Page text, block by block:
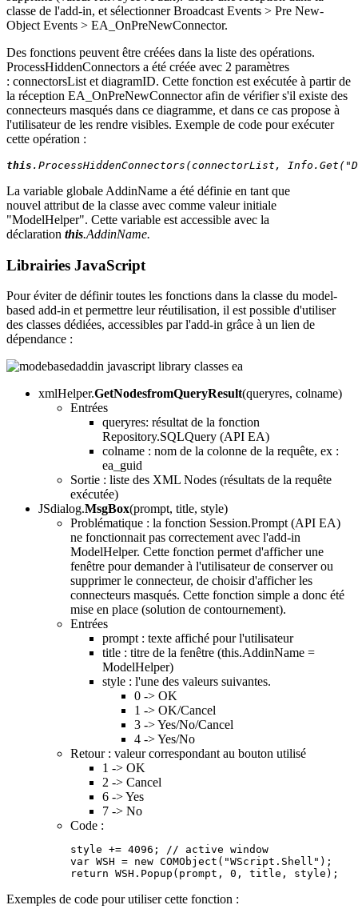
classe de l'add-in, et sélectionner Broadcast Events > Pre New-
Object Events > EA_OnPreNewConnector.
Des fonctions peuvent être créées dans la liste des opérations.
ProcessHiddenConnectors a été créée avec 2 paramètres
: connectorsList et diagramID. Cette fonction est exécutée à partir de
la réception EA_OnPreNewConnector afin de vérifier s'il existe des
connecteurs masqués dans ce diagramme, et dans ce cas propose à
l'utilisateur de les rendre visibles. Exemple de code pour exécuter
cette opération :
this .ProcessHiddenConnectors(connectorList,
La variable globale AddinName a été définie en tant que
nouvel attribut de la classe avec comme valeur initiale
"ModelHelper". Cette variable est accessible avec la
déclaration this.AddinName.
Librairies JavaScript
Pour éviter de définir toutes les fonctions dans la classe du model-
based add-in et permettre leur réutilisation, il est possible d'utiliser
des classes dédiées, accessibles par l'add-in grâce à un lien de
dépendance :
xmlHelper.GetNodesfromQueryResult(queryres, colname)
Entrées
queryres: résultat de la fonction
Repository.SQLQuery (API EA)
colname : nom de la colonne de la requête, ex :
ea_guid
Sortie : liste des XML Nodes (résultats de la requête
exécutée)
JSdialog.MsgBox(prompt, title, style)
Problématique : la fonction Session.Prompt (API EA)
ne fonctionnait pas correctement avec l'add-in
ModelHelper. Cette fonction permet d'afficher une
fenêtre pour demander à l'utilisateur de conserver ou
supprimer le connecteur, de choisir d'afficher les
connecteurs masqués. Cette fonction simple a donc été
mise en place (solution de contournement).
Entrées
prompt : texte affiché pour l'utilisateur
title : titre de la fenêtre (this.AddinName =
ModelHelper)
style : l'une des valeurs suivantes.
0 -> OK
1 -> OK/Cancel
3 -> Yes/No/Cancel
4 -> Yes/No
Retour : valeur correspondant au bouton utilisé
1 -> OK
2 -> Cancel
6 -> Yes
7 -> No
Code :
style += 4096; // active window
var WSH = new COMObject("WScript.Shell");
return WSH.Popup(prompt, 0, title, style);
Exemples de code pour utiliser cette fonction :